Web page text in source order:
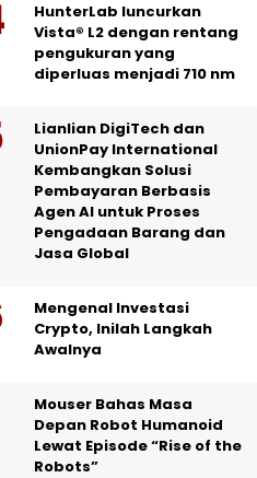
HunterLab luncurkan
Vista® L2 dengan rentang
pengukuran yang
diperluas menjadi 710 nm
Lianlian DigiTech dan
UnionPay International
Kembangkan Solusi
Pembayaran Berbasis
Agen AI untuk Proses
Pengadaan Barang dan
Jasa Global
Mengenal Investasi
Crypto, Inilah Langkah
Awalnya
Mouser Bahas Masa
Depan Robot Humanoid
Lewat Episode “Rise of the
Robots”